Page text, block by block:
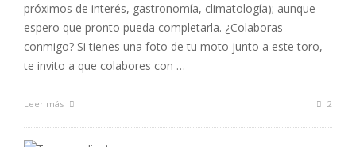
próximos de interés, gastronomía, climatología); aunque
espero que pronto pueda completarla. ¿Colaboras
conmigo? Si tienes una foto de tu moto junto a este toro,
te invito a que colabores con …
Leer más 2